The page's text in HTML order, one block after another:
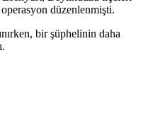
düzenlenmişti.
bir şüphelinin daha